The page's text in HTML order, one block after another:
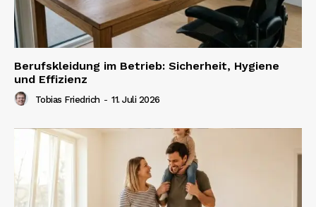
Berufskleidung im Betrieb: Sicherheit, Hygiene
und Effizienz
Tobias Friedrich - 11. Juli 2026